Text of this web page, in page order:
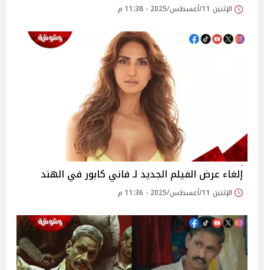
الإثنين 11/أغسطس/2025 - 11:38 م
إلغاء عرض الفيلم الجديد لـ فاني كابور في الهند
الإثنين 11/أغسطس/2025 - 11:36 م